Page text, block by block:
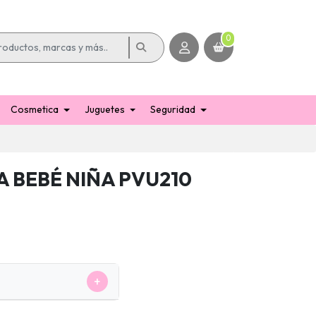
0
Cosmetica Juguetes Seguridad
BEBÉ NIÑA PVU210
+